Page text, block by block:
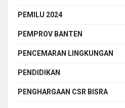
PEMILU 2024
PEMPROV BANTEN
PENCEMARAN LINGKUNGAN
PENDIDIKAN
PENGHARGAAN CSR BISRA